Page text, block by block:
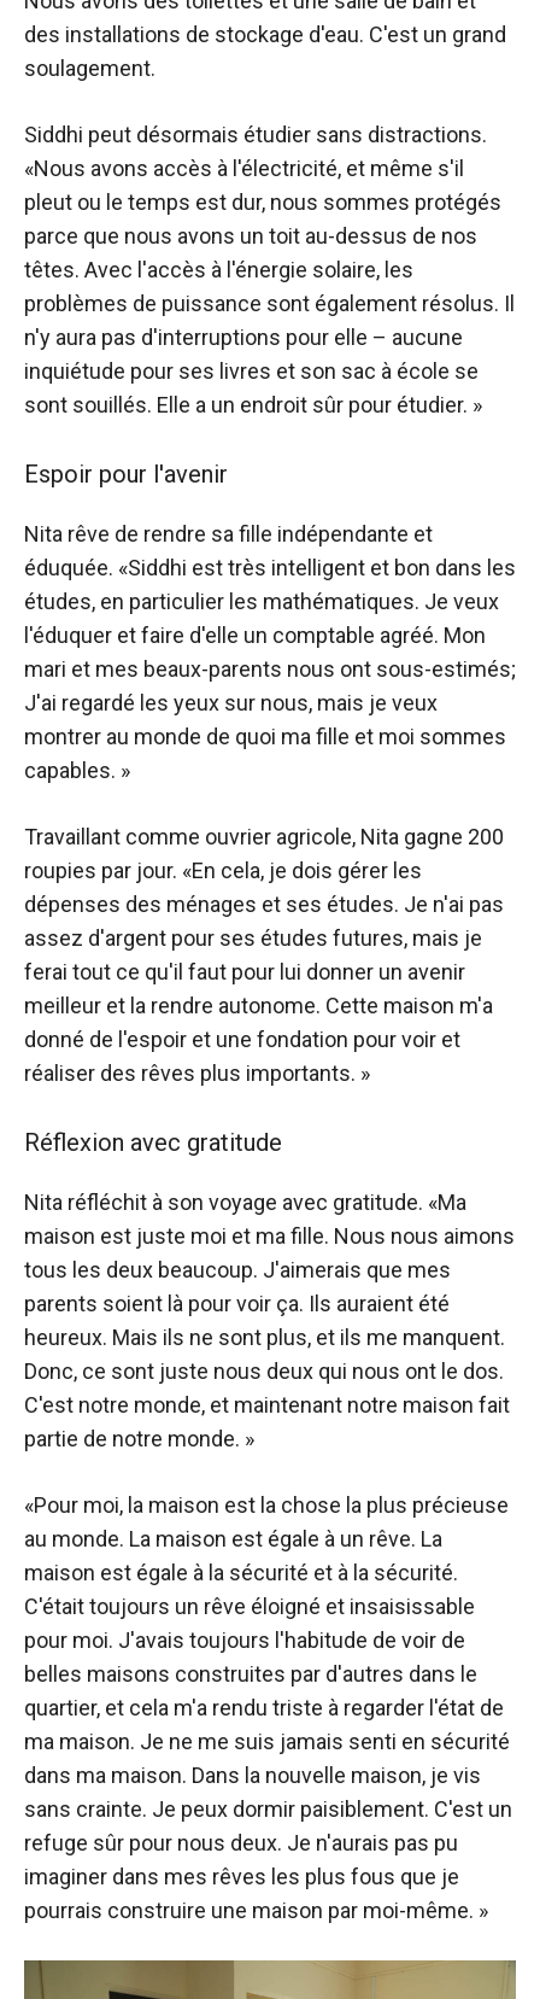
des installations de stockage d'eau. C'est un grand
soulagement.
Siddhi peut désormais étudier sans distractions.
«Nous avons accès à l'électricité, et même s'il
pleut ou le temps est dur, nous sommes protégés
parce que nous avons un toit au-dessus de nos
têtes. Avec l'accès à l'énergie solaire, les
problèmes de puissance sont également résolus. Il
n'y aura pas d'interruptions pour elle – aucune
inquiétude pour ses livres et son sac à école se
sont souillés. Elle a un endroit sûr pour étudier. »
Espoir pour l'avenir
Nita rêve de rendre sa fille indépendante et
éduquée. «Siddhi est très intelligent et bon dans les
études, en particulier les mathématiques. Je veux
l'éduquer et faire d'elle un comptable agréé. Mon
mari et mes beaux-parents nous ont sous-estimés;
J'ai regardé les yeux sur nous, mais je veux
montrer au monde de quoi ma fille et moi sommes
capables. »
Travaillant comme ouvrier agricole, Nita gagne 200
roupies par jour. «En cela, je dois gérer les
dépenses des ménages et ses études. Je n'ai pas
assez d'argent pour ses études futures, mais je
ferai tout ce qu'il faut pour lui donner un avenir
meilleur et la rendre autonome. Cette maison m'a
donné de l'espoir et une fondation pour voir et
réaliser des rêves plus importants. »
Réflexion avec gratitude
Nita réfléchit à son voyage avec gratitude. «Ma
maison est juste moi et ma fille. Nous nous aimons
tous les deux beaucoup. J'aimerais que mes
parents soient là pour voir ça. Ils auraient été
heureux. Mais ils ne sont plus, et ils me manquent.
Donc, ce sont juste nous deux qui nous ont le dos.
C'est notre monde, et maintenant notre maison fait
partie de notre monde. »
«Pour moi, la maison est la chose la plus précieuse
au monde. La maison est égale à un rêve. La
maison est égale à la sécurité et à la sécurité.
C'était toujours un rêve éloigné et insaisissable
pour moi. J'avais toujours l'habitude de voir de
belles maisons construites par d'autres dans le
quartier, et cela m'a rendu triste à regarder l'état de
ma maison. Je ne me suis jamais senti en sécurité
dans ma maison. Dans la nouvelle maison, je vis
sans crainte. Je peux dormir paisiblement. C'est un
refuge sûr pour nous deux. Je n'aurais pas pu
imaginer dans mes rêves les plus fous que je
pourrais construire une maison par moi-même. »